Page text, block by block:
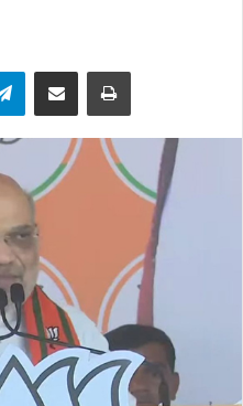
TelegramShare via Email Print